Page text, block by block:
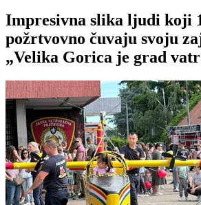
Impresivna slika ljudi koji
požrtvovno čuvaju svoju
„Velika Gorica je grad